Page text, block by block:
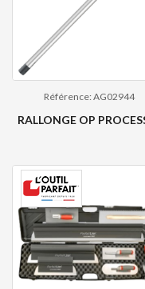
Référence: AG02944
RALLONGE OP